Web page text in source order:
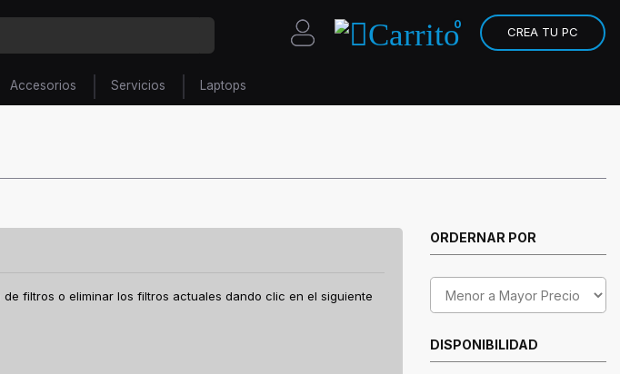
0
CREA TU PC
Accesorios Servicios Laptops
filtros o eliminar los filtros actuales dando clic en el siguiente
ORDERNAR POR
DISPONIBILIDAD